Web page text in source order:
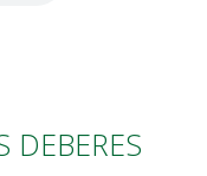
DEBERES